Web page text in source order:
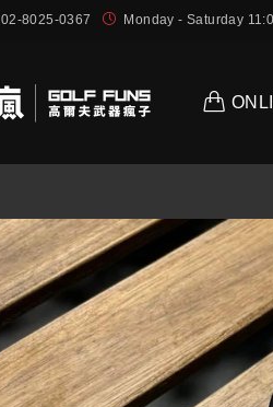
02-8025-0367 Monday - Saturday